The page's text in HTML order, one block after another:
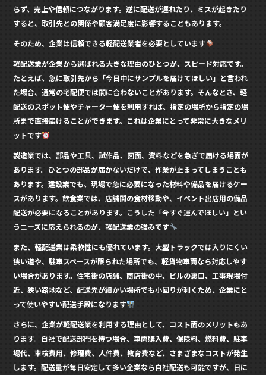
らず、売上や信頼につながります。逆に配送が遅れたり、ミスが起きたり
すると、取引先との関係や顧客満足度に影響することもあります。
そのため、企業は信頼できる軽配送業者を必要としています
軽配送業が企業から選ばれる大きな理由のひとつが、スピード対応です。
たとえば、急に取引先から「今日中にサンプルを届けてほしい」と言われ
た場合、通常の宅配便では間に合わないことがあります。そんなとき、軽
配送のスポット便やチャーター便を利用すれば、指定の場所から指定の場
所まで直接届けることができます。これは企業にとって非常に大きなメリ
ットです
製造業では、部品や工具、試作品、図面、資料などを急ぎで届ける場面が
あります。ひとつの部品が届かないだけで、作業が止まってしまうことも
あります。建設業でも、現場で急に必要になった材料や備品を届けるケー
スがあります。飲食業では、店舗間の食材移動や、イベント出店用の備品
配送が必要になることがあります。こうした「今すぐ運んでほしい」とい
うニーズに応えられるのが、軽配送業の強みです
また、軽配送業は柔軟性にも優れています。大型トラックでは入りにくい
狭い道や、駐車スペースが限られた場所でも、軽貨物車両なら対応しやす
い場合があります。住宅街の店舗、商店街の中、ビルの裏口、工事現場付
近、狭い路地など、配送先が細かい場所でも小回りが利くため、企業にと
って使いやすい配送手段になります
さらに、企業が軽配送業を利用する理由として、コスト面のメリットもあ
ります。自社で配送部門を持つ場合、車両購入費、保険料、燃料費、駐車
場代、車検費用、修理費、人件費、教育費など、さまざまなコストが発生
します。配送量が毎日安定して多い企業なら自社配送も可能ですが、日に